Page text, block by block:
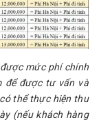
mức phí chính
để được tư vấn và
thể thực hiện thu
(nếu khách hàng